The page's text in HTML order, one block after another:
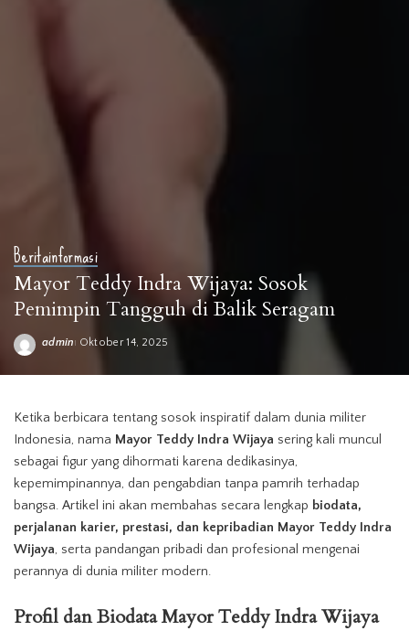
Beritainformasi
Mayor Teddy Indra Wijaya: Sosok
Pemimpin Tangguh di Balik Seragam
Posted
admin Oktober 14, 2025
Ketika berbicara tentang sosok inspiratif dalam dunia militer
Indonesia, nama Mayor Teddy Indra Wijaya sering kali muncul
sebagai figur yang dihormati karena dedikasinya,
kepemimpinannya, dan pengabdian tanpa pamrih terhadap
bangsa. Artikel ini akan membahas secara lengkap biodata,
perjalanan karier, prestasi, dan kepribadian Mayor Teddy Indra
Wijaya, serta pandangan pribadi dan profesional mengenai
perannya di dunia militer modern.
Profil dan BiodataMayorTeddyIndra Wijaya